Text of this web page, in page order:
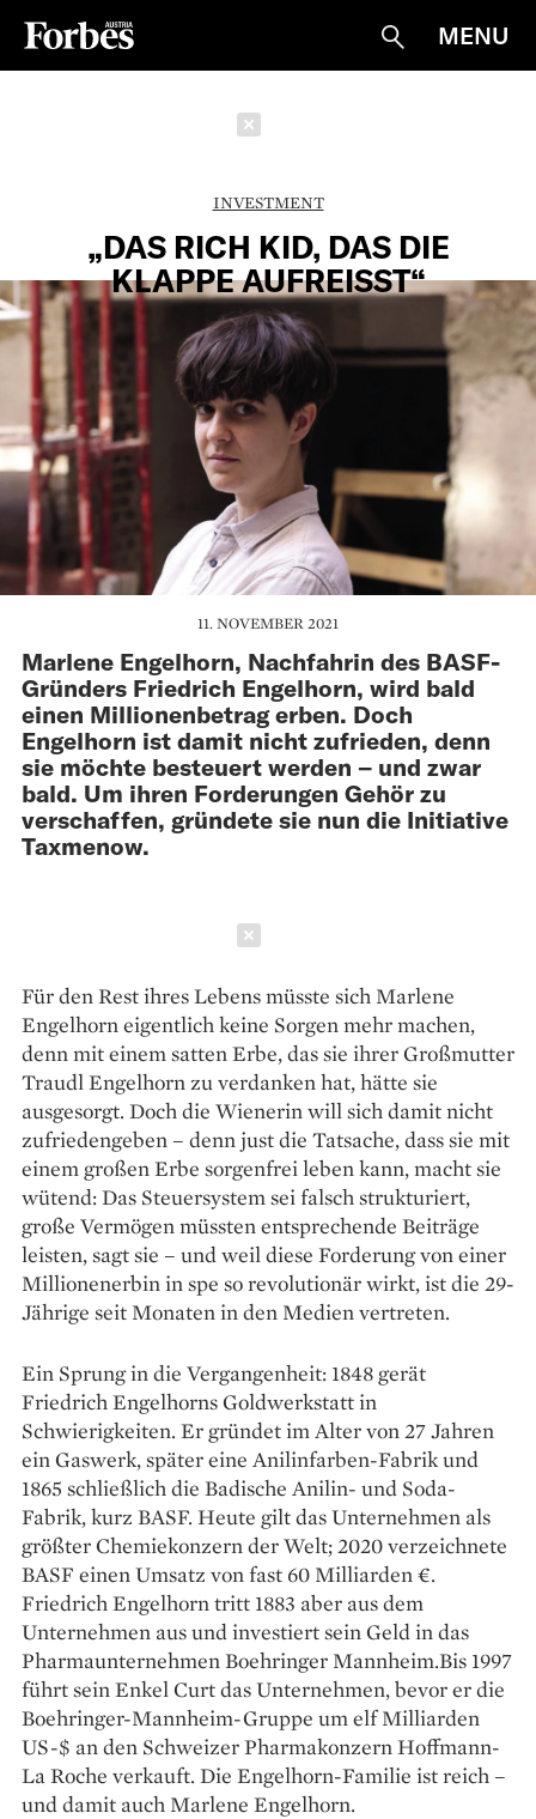
Suche
MENU
INVESTMENT
„DAS RICH KID, DAS DIE
KLAPPE AUFREISST“
11. NOVEMBER 2021
Marlene Engelhorn, Nachfahrin des BASF-
Gründers Friedrich Engelhorn, wird bald
einen Millionenbetrag erben. Doch
Engelhorn ist damit nicht zufrieden, denn
sie möchte besteuert werden – und zwar
bald. Um ihren Forderungen Gehör zu
verschaffen, gründete sie nun die Initiative
Taxmenow.
Für den Rest ihres Lebens müsste sich Marlene
Engelhorn eigentlich keine Sorgen mehr machen,
denn mit einem satten Erbe, das sie ihrer Großmutter
Traudl Engelhorn zu verdanken hat, hätte sie
ausgesorgt. Doch die Wienerin will sich damit nicht
zufriedengeben – denn just die Tatsache, dass sie mit
einem großen Erbe sorgenfrei leben kann, macht sie
wütend: Das Steuersystem sei falsch strukturiert,
große Vermögen müssten entsprechende Beiträge
leisten, sagt sie – und weil diese Forderung von einer
Millionenerbin in spe so revolutionär wirkt, ist die 29-
Jährige seit Monaten in den Medien vertreten.
Ein Sprung in die Vergangenheit: 1848 gerät
Friedrich Engelhorns Goldwerkstatt in
Schwierigkeiten. Er gründet im Alter von 27 Jahren
ein Gaswerk, später eine Anilinfarben-Fabrik und
1865 schließlich die Badische Anilin- und Soda-
Fabrik, kurz BASF. Heute gilt das Unternehmen als
größter Chemiekonzern der Welt; 2020 verzeichnete
BASF einen Umsatz von fast 60 Milliarden €.
Friedrich Engelhorn tritt 1883 aber aus dem
Unternehmen aus und investiert sein Geld in das
Pharmaunternehmen Boehringer Mannheim.Bis 1997
führt sein Enkel Curt das Unternehmen, bevor er die
Boeh­ringer-Mannheim-Gruppe um elf Milliarden
US-$ an den Schweizer Pharmakonzern Hoffmann-
La Roche verkauft. Die Engelhorn-Familie ist reich –
und damit auch Marlene Engelhorn.